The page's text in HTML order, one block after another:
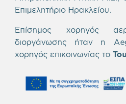
Επιμελητήριο Ηρακλείου.
Επίσημος χορηγός
διοργάνωσης ήταν η
χορηγός επικοινωνίας το